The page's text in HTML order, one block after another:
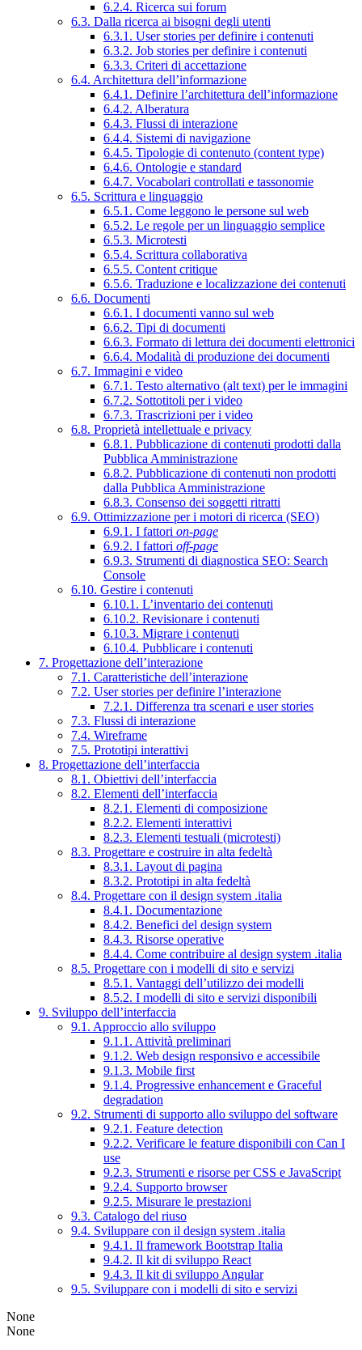
6.2.4. Ricerca sui forum
6.3. Dalla ricerca ai bisogni degli utenti
6.3.1. User stories per definire i contenuti
6.3.2. Job stories per definire i contenuti
6.3.3. Criteri di accettazione
6.4. Architettura dell’informazione
6.4.1. Definire l’architettura dell’informazione
6.4.2. Alberatura
6.4.3. Flussi di interazione
6.4.4. Sistemi di navigazione
6.4.5. Tipologie di contenuto (content type)
6.4.6. Ontologie e standard
6.4.7. Vocabolari controllati e tassonomie
6.5. Scrittura e linguaggio
6.5.1. Come leggono le persone sul web
6.5.2. Le regole per un linguaggio semplice
6.5.3. Microtesti
6.5.4. Scrittura collaborativa
6.5.5. Content critique
6.5.6. Traduzione e localizzazione dei contenuti
6.6. Documenti
6.6.1. I documenti vanno sul web
6.6.2. Tipi di documenti
6.6.3. Formato di lettura dei documenti elettronici
6.6.4. Modalità di produzione dei documenti
6.7. Immagini e video
6.7.1. Testo alternativo (alt text) per le immagini
6.7.2. Sottotitoli per i video
6.7.3. Trascrizioni per i video
6.8. Proprietà intellettuale e privacy
6.8.1. Pubblicazione di contenuti prodotti dalla
Pubblica Amministrazione
6.8.2. Pubblicazione di contenuti non prodotti
dalla Pubblica Amministrazione
6.8.3. Consenso dei soggetti ritratti
6.9. Ottimizzazione per i motori di ricerca (SEO)
6.9.1. I fattori on-page
6.9.2. I fattori off-page
6.9.3. Strumenti di diagnostica SEO: Search
Console
6.10. Gestire i contenuti
6.10.1. L’inventario dei contenuti
6.10.2. Revisionare i contenuti
6.10.3. Migrare i contenuti
6.10.4. Pubblicare i contenuti
7. Progettazione dell’interazione
7.1. Caratteristiche dell’interazione
7.2. User stories per definire l’interazione
7.2.1. Differenza tra scenari e user stories
7.3. Flussi di interazione
7.4. Wireframe
7.5. Prototipi interattivi
8. Progettazione dell’interfaccia
8.1. Obiettivi dell’interfaccia
8.2. Elementi dell’interfaccia
8.2.1. Elementi di composizione
8.2.2. Elementi interattivi
8.2.3. Elementi testuali (microtesti)
8.3. Progettare e costruire in alta fedeltà
8.3.1. Layout di pagina
8.3.2. Prototipi in alta fedeltà
8.4. Progettare con il design system .italia
8.4.1. Documentazione
8.4.2. Benefici del design system
8.4.3. Risorse operative
8.4.4. Come contribuire al design system .italia
8.5. Progettare con i modelli di sito e servizi
8.5.1. Vantaggi dell’utilizzo dei modelli
8.5.2. I modelli di sito e servizi disponibili
9. Sviluppo dell’interfaccia
9.1. Approccio allo sviluppo
9.1.1. Attività preliminari
9.1.2. Web design responsivo e accessibile
9.1.3. Mobile first
9.1.4. Progressive enhancement e Graceful
degradation
9.2. Strumenti di supporto allo sviluppo del software
9.2.1. Feature detection
9.2.2. Verificare le feature disponibili con Can I
use
9.2.3. Strumenti e risorse per CSS e JavaScript
9.2.4. Supporto browser
9.2.5. Misurare le prestazioni
9.3. Catalogo del riuso
9.4. Sviluppare con il design system .italia
9.4.1. Il framework Bootstrap Italia
9.4.2. Il kit di sviluppo React
9.4.3. Il kit di sviluppo Angular
9.5. Sviluppare con i modelli di sito e servizi
None
None